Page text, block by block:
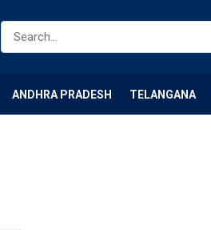
ANDHRA PRADESH TELANGANA